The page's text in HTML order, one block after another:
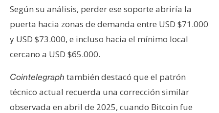
Según su análisis, perder ese soporte abriría la
puerta hacia zonas de demanda entre USD $71.000
y USD $73.000, e incluso hacia el mínimo local
cercano a USD $65.000.
Cointelegraph también destacó que el patrón
técnico actual recuerda una corrección similar
observada en abril de 2025, cuando Bitcoin fue